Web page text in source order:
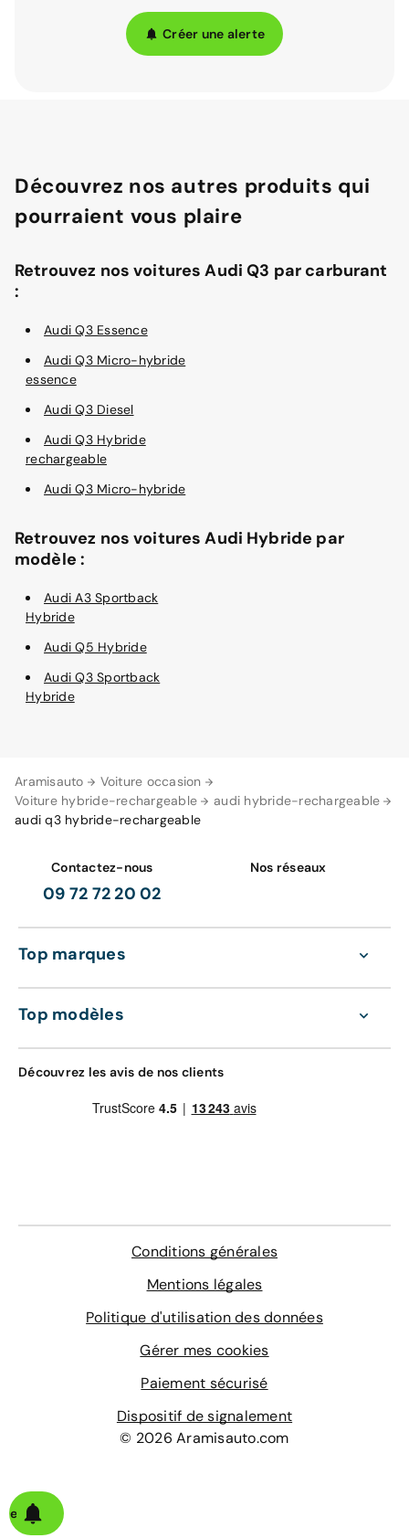
Aramisauto
Voiture occasion
Voiture hybride-rechargeable
audi hybride-rechargeable
audi q3 hybride-rechargeable
Créer une alerte
Découvrez nos autres produits qui
pourraient vous plaire
Retrouvez nos voitures Audi Q3 par carburant
:
Audi Q3 Essence
Audi Q3 Micro-hybride
essence
Audi Q3 Diesel
Audi Q3 Hybride
rechargeable
Audi Q3 Micro-hybride
Retrouvez nos voitures Audi Hybride par
modèle :
Audi A3 Sportback
Hybride
Audi Q5 Hybride
Audi Q3 Sportback
Hybride
Contactez-nous
09 72 72 20 02
Nos réseaux
Top marques
Top modèles
Découvrez les avis de nos clients
Conditions générales
Mentions légales
Politique d'utilisation des données
Gérer mes cookies
Paiement sécurisé
Dispositif de signalement
© 2026 Aramisauto.com